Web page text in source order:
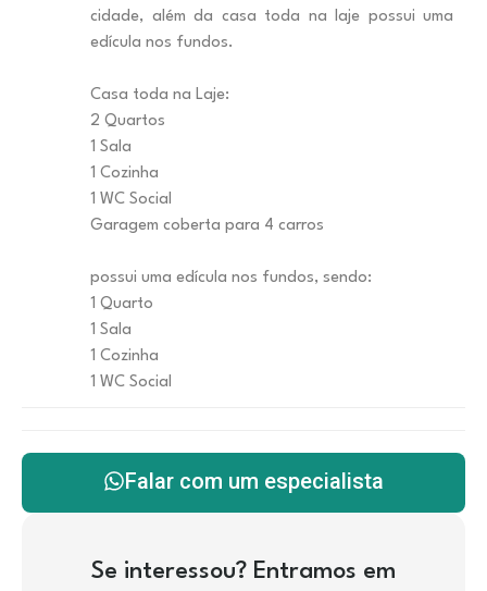
cidade, além da casa toda na laje possui uma
edícula nos fundos.
Casa toda na Laje:
2 Quartos
1 Sala
1 Cozinha
1 WC Social
Garagem coberta para 4 carros
possui uma edícula nos fundos, sendo:
1 Quarto
1 Sala
1 Cozinha
1 WC Social
Falar com um especialista
Se interessou? Entramos em